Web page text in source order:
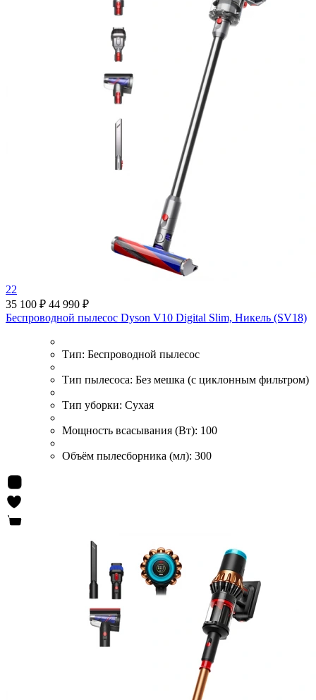
22
35 100 ₽ 44 990 ₽
Беспроводной пылесос Dyson V10 Digital Slim, Никель (SV18)
Тип: Беспроводной пылесос
Тип пылесоса: Без мешка (с циклонным фильтром)
Тип уборки: Сухая
Мощность всасывания (Вт): 100
Объём пылесборника (мл): 300